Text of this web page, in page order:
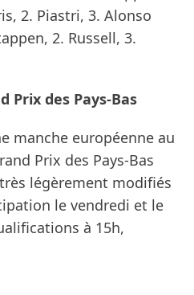
2. Piastri, 3. Alonso
2. Russell, 3.
Prix des Pays-Bas
manche européenne au
Prix des Pays-Bas
légèrement modifiés
le vendredi et le
à 15h,